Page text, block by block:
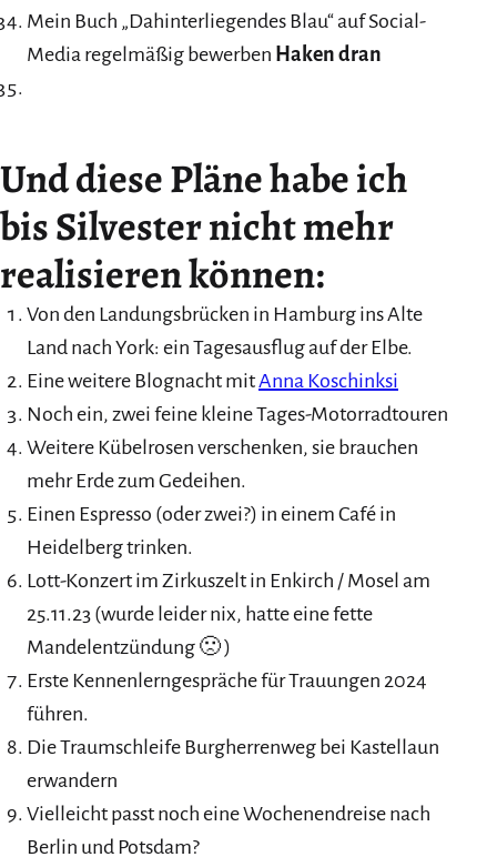
Mein Buch „Dahinterliegendes Blau“ auf Social-
Media regelmäßig bewerben Haken dran
Und diese Pläne habe ich
bis Silvester nicht mehr
realisieren können:
Von den Landungsbrücken in Hamburg ins Alte
Land nach York: ein Tagesausflug auf der Elbe.
Eine weitere Blognacht mitAnna Koschinksi
Noch ein, zwei feine kleine Tages-Motorradtouren
Weitere Kübelrosen verschenken, sie brauchen
mehr Erde zum Gedeihen.
Einen Espresso (oder zwei?) in einem Café in
Heidelberg trinken.
Lott-Konzert im Zirkuszelt in Enkirch / Mosel am
25.11.23 (wurde leider nix, hatte eine fette
Mandelentzündung 🙁 )
Erste Kennenlerngespräche für Trauungen 2024
führen.
Die Traumschleife Burgherrenweg bei Kastellaun
erwandern
Vielleicht passt noch eine Wochenendreise nach
Berlin und Potsdam?